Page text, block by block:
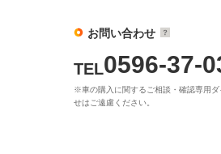
お問い合わせ
TEL0596-37-
※車の購入に関するご相談・確認専用
せはご遠慮ください。